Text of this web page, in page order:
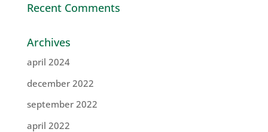
Recent Comments
Archives
april 2024
december 2022
september 2022
april 2022